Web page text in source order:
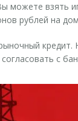
можете
рублей на
с